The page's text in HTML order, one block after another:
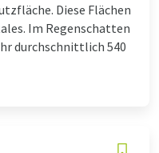
Diese Flächen
Im Regenschatten
durchschnittlich 540